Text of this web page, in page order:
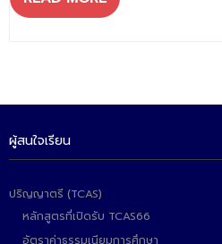
ผู้สนใจเรียน
ปริญญาตรี (TCAS)
หลักสูตรที่เปิดรับ TCAS66
อัตราค่าธรรมเนียมการศึกษา